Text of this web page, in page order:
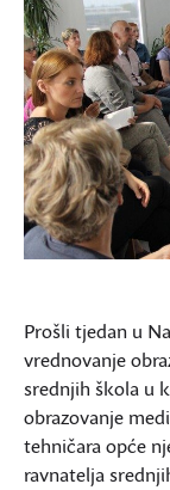
Prošli tjedan u
vrednovanje
srednjih škola u
obrazovanje
tehničara opće
ravnatelja